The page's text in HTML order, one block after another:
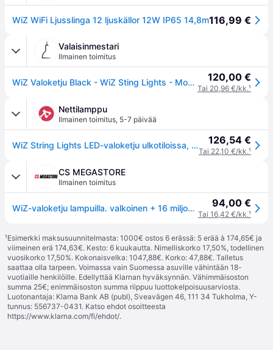
WiZ WiFi Ljusslinga 12 ljuskällor 12W IP65 14,8m116,99 €
Valaisinmestari
Ilmainen toimitus
WiZ Valoketju Black - WiZ Sting Lights - Moderni - Muovi 120,00 €
Tai 20,96 €/kk.¹
Nettilamppu
Ilmainen toimitus, 5-7 päivää
WiZ String Lights LED-valoketju ulkotiloissa, 14,8 m, CCT, RGB - musta 126,54 €
Tai 22,10 €/kk.¹
CS MEGASTORE
Ilmainen toimitus
WiZ-valoketju lampuilla. valkoinen + 16 miljoonaa väriä 94,00 €
Tai 16,42 €/kk.¹
¹Esimerkki maksusuunnitelmasta: 1000€ ostos 6 erässä: 5 erää à 174,65€ ja
viimeinen erä 174,63€. Kesto: 6 kuukautta. Nimelliskorko 17,50%, todellinen
vuosikorko 17,50%. Kokonaisvelka: 1047,88€. Korko: 47,88€. Talletus
saattaa olla tarpeen. Voimassa vain Suomessa asuville vähintään 18-
vuotiaille henkilöille. Edellyttää Klarnan hyväksynnän. Vähimmäisoston
summa 25€; enimmäisoston summa riippuu luottokelpoisuusarviosta.
Luotonantaja: Klarna Bank AB (publ), Sveavägen 46, 111 34 Tukholma, Y-
tunnus: 556737-0431. Katso ehdot osoitteesta
https://www.klarna.com/fi/ehdot/.